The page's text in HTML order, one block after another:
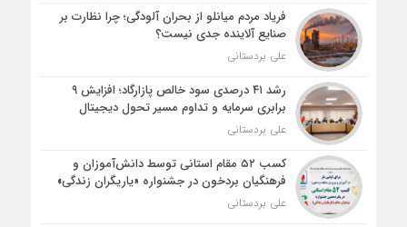
فریاد مردم میانلو از بحران آلودگی؛ چرا نظارت بر
صنایع آلاینده جدی نیست؟
علی بردستانی
رشد ۴۱ درصدی سود خالص پازارگاد؛ افزایش ۹
برابری سرمایه و تداوم مسیر تحول دیجیتال
علی بردستانی
کسب ۵۲ مقام استانی توسط دانش‌آموزان و
فرهنگیان بردخون در جشنواره «یاریگران زندگی»
علی بردستانی